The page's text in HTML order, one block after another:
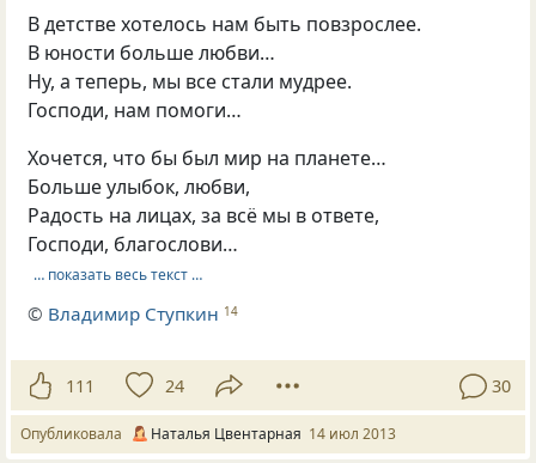
В детстве хотелось нам быть повзрослее.
В юности больше любви…
Ну, а теперь, мы все стали мудрее.
Господи, нам помоги…
Хочется, что бы был мир на планете…
Больше улыбок, любви,
Радость на лицах, за всё мы в ответе,
Господи, благослови…
… показать весь текст …
© Владимир Ступкин 14
111 24 30
Опубликовала Наталья Цвентарная 14 июл 2013